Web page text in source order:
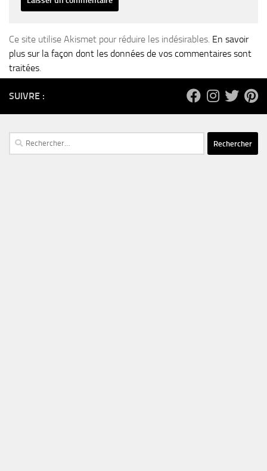
Ce site utilise Akismet pour réduire les indésirables. En savoir
plus sur la façon dont les données de vos commentaires sont
traitées.
SUIVRE :
Rechercher :